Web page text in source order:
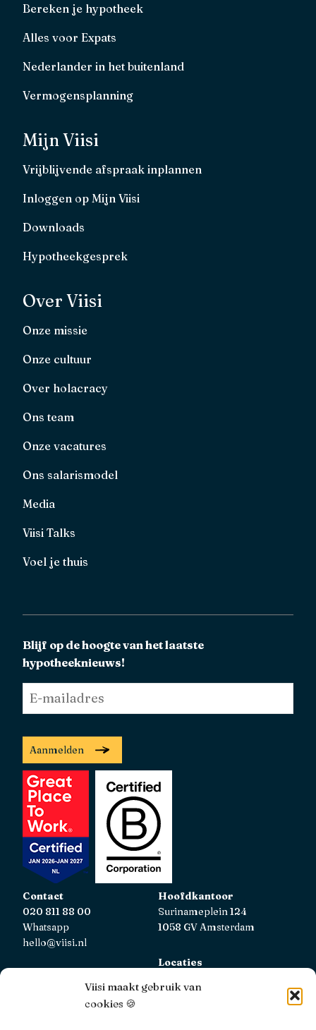
Viisi maakt gebruik van
cookies 🍪
Bereken je hypotheek
Alles voor Expats
Nederlander in het buitenland
Vermogensplanning
Mijn Viisi
Vrijblijvende afspraak inplannen
Inloggen op Mijn Viisi
Downloads
Hypotheekgesprek
Over Viisi
Onze missie
Onze cultuur
Over holacracy
Ons team
Onze vacatures
Ons salarismodel
Media
Viisi Talks
Voel je thuis
Blijf op de hoogte van het laatste
hypotheeknieuws!
mailadres *
Aanmelden
Contact
020 811 88 00
Whatsapp
hello@viisi.nl
Hoofdkantoor
Surinameplein 124
1058 GV Amsterdam
Locaties